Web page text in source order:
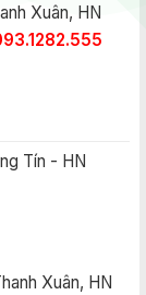
Xuân, HN
Tín - HN
Xuân, HN